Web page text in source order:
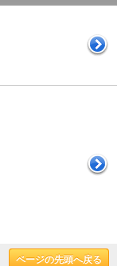
ページの先頭へ戻る